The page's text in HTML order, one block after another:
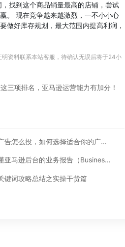
找到这个商品销量最高的店铺，尝试
。 现在竞争越来越激烈，一不小小心
做好库存规划，最大范围内提高利润，
资料联系本站客服，待确认无误后将于24小
三项排名，亚马逊运营能力有加分！
亚马逊广告怎么投，如何选择适合你的广告模式？
如何读懂亚马逊后台的业务报告（Business report)
键词攻略总结之实操干货篇